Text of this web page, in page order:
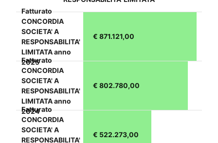
Fatturato
CONCORDIA
SOCIETA' A
RESPONSABILITA'
LIMITATA anno
2025
€ 871.121,00
Fatturato
CONCORDIA
SOCIETA' A
RESPONSABILITA'
LIMITATA anno
2024
€ 802.780,00
Fatturato
CONCORDIA
SOCIETA' A
RESPONSABILITA'
€ 522.273,00